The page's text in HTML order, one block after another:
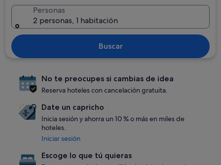
Personas
2 personas, 1 habitación
Buscar
No te preocupes si cambias de idea
Reserva hoteles con cancelación gratuita.
Date un capricho
Inicia sesión y ahorra un 10 % o más en miles de
hoteles.
Iniciar sesión
Escoge lo que tú quieras